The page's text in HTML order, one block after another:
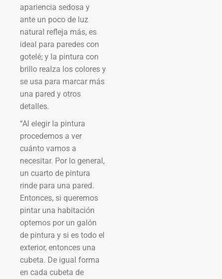
apariencia sedosa y
ante un poco de luz
natural refleja más, es
ideal para paredes con
gotelé; y la pintura con
brillo realza los colores y
se usa para marcar más
una pared y otros
detalles.
“Al elegir la pintura
procedemos a ver
cuánto vamos a
necesitar. Por lo general,
un cuarto de pintura
rinde para una pared.
Entonces, si queremos
pintar una habitación
optemos por un galón
de pintura y si es todo el
exterior, entonces una
cubeta. De igual forma
en cada cubeta de